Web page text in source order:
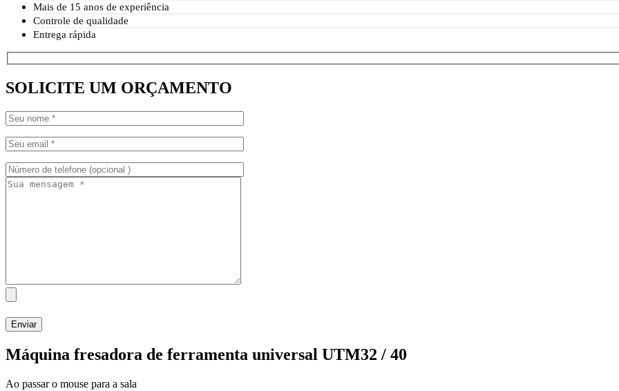
Mais de 15 anos de experiência
Controle de qualidade
Entrega rápida
SOLICITE UM ORÇAMENTO
Máquina fresadora de ferramenta universal UTM32 / 40
Ao passar o mouse para a sala